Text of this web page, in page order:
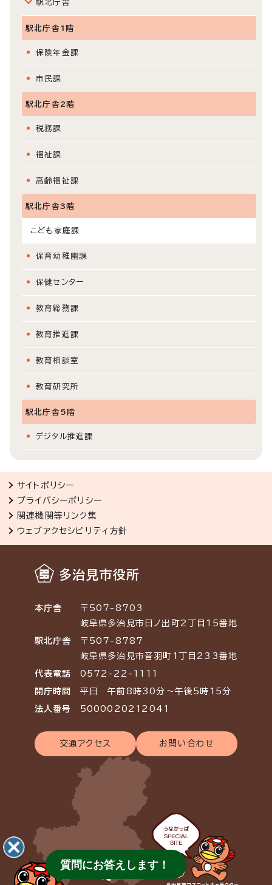
駅北庁舎
駅北庁舎1階
保険年金課
市民課
駅北庁舎2階
税務課
福祉課
高齢福祉課
駅北庁舎3階
こども家庭課
保育幼稚園課
保健センター
教育総務課
教育推進課
教育相談室
教育研究所
駅北庁舎5階
デジタル推進課
サイトポリシー
プライバシーポリシー
関連機関等リンク集
ウェブアクセシビリティ方針
多治見市役所
本庁舎
〒507-8703
岐阜県多治見市日ノ出町2丁目15番地
駅北庁舎
〒507-8787
岐阜県多治見市音羽町1丁目233番地
代表電話 0572-22-1111
開庁時間 平日 午前8時30分～午後5時15分
法人番号 5000020212041
交通アクセス お問い合わせ
質問にお答えします！